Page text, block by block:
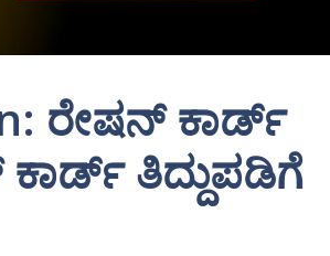
ರೇಷನ್ ಕಾರ್ಡ್
ತಿದ್ದುಪಡಿಗೆ